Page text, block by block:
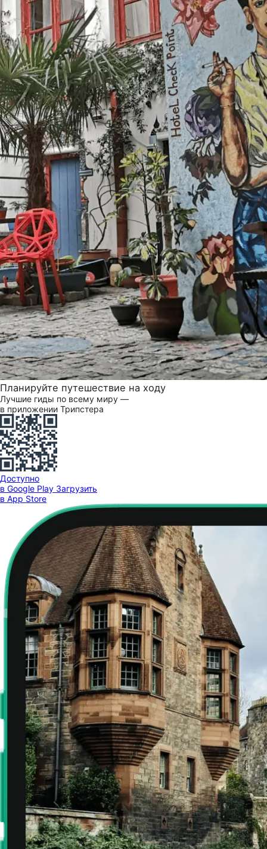
Планируйте путешествие на ходу
Лучшие гиды по всему миру —
в приложении Трипстера
Доступно
в Google Play Загрузить
в App Store